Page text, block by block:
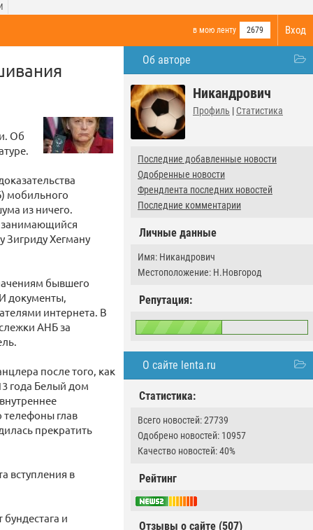
Вход
в мою ленту 2679
Об авторе
Никандрович
Профиль | Статистика
Последние добавленные новости
Одобренные новости
Френдлента последних новостей
Последние комментарии
Личные данные
Имя: Никандрович
Местоположение: Н.Новгород
Репутация:
О сайте lenta.ru
Статистика:
Всего новостей: 27739
Одобрено новостей: 10957
Качество новостей: 40%
Рейтинг
Отзывы о сайте (507)
Об
мобильного
из ничего.
занимающийся
Хегману
бывшего
документы,
интернета. В
АНБ за
после того, как
года Белый дом
телефоны глав
прекратить
вступления в
и